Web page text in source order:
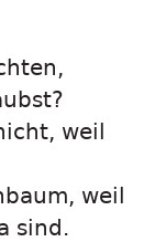
weil
weil
sind.